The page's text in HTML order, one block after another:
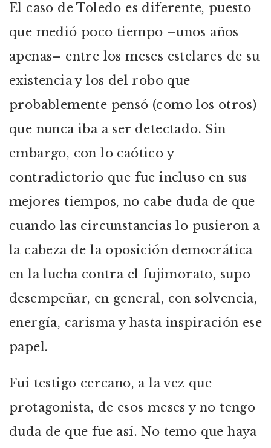
El caso de Toledo es diferente, puesto
que medió poco tiempo –unos años
apenas– entre los meses estelares de su
existencia y los del robo que
probablemente pensó (como los otros)
que nunca iba a ser detectado. Sin
embargo, con lo caótico y
contradictorio que fue incluso en sus
mejores tiempos, no cabe duda de que
cuando las circunstancias lo pusieron a
la cabeza de la oposición democrática
en la lucha contra el fujimorato, supo
desempeñar, en general, con solvencia,
energía, carisma y hasta inspiración ese
papel.
Fui testigo cercano, a la vez que
protagonista, de esos meses y no tengo
duda de que fue así. No temo que haya